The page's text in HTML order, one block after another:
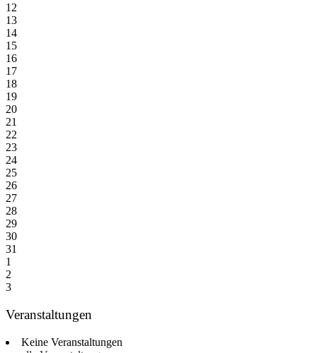
12
13
14
15
16
17
18
19
20
21
22
23
24
25
26
27
28
29
30
31
1
2
3
Veranstaltungen
Keine Veranstaltungen